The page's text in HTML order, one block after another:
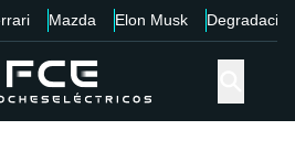
Mazda Elon Musk Degradación